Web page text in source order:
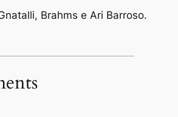
Brahms e Ari Barroso.